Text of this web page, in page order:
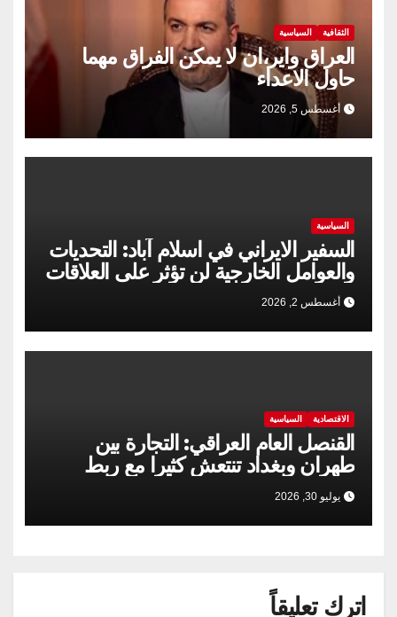
الثقافية السياسية
العراق واير،ان لا يمكن الفراق مهما
حاول الاعداء
أغسطس 5, 2026
السياسية
السفير الايراني في اسلام آباد: التحديات
والعوامل الخارجية لن تؤثر على العلاقات
الإيرانية الباكستانية
أغسطس 2, 2026
الاقتصادية السياسية
القنصل العام العراقي: التجارة بين
طهران وبغداد تنتعش كثيرا مع ربط
السكك الحديدية
يوليو 30, 2026
اترك تعليقاً